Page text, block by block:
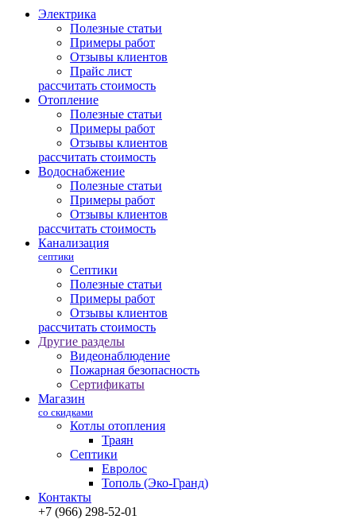
Электрика
Полезные статьи
Примеры работ
Отзывы клиентов
Прайс лист
рассчитать стоимость
Отопление
Полезные статьи
Примеры работ
Отзывы клиентов
рассчитать стоимость
Водоснабжение
Полезные статьи
Примеры работ
Отзывы клиентов
рассчитать стоимость
Канализация
септики
Септики
Полезные статьи
Примеры работ
Отзывы клиентов
рассчитать стоимость
Другие разделы
Видеонаблюдение
Пожарная безопасность
Сертификаты
Магазин
со скидками
Котлы отопления
Траян
Септики
Евролос
Тополь (Эко-Гранд)
Контакты
+7 (966) 298-52-01